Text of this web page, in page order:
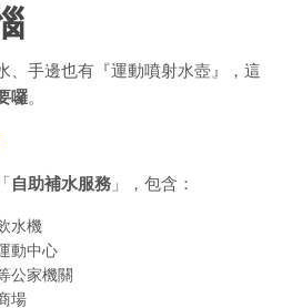
、手邊也有『運動噴射水壺』，這
囉。
自助補水服務 」，包含：
水機
動中心
公家機關
場